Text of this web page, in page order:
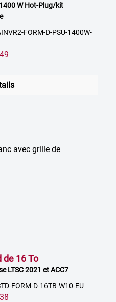
W Hot-Plug/kit
FORM-D-PSU-1400W-
de 16 To
LTSC 2021 et ACC7
FORM-D-16TB-W10-EU